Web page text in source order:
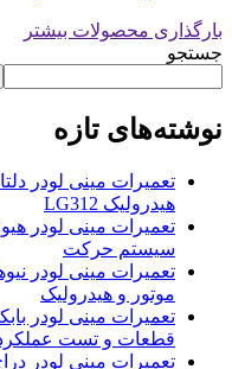
بارگذاری محصولات بیشتر
جستجو
نوشته‌های تازه
تعمیرات مینی لودر
هیدرولیک LG312
تعمیرات مینی لودر
سیستم حرکت
تعمیرات مینی لودر
موتور و هیدرولیک
تعمیرات مینی لودر
قطعات و تست
تعمیرات مینی لودر